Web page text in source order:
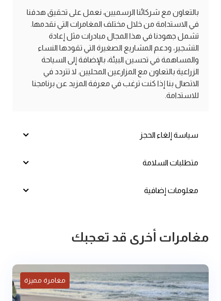
بالتعاون مع شركائنا الرسميين، نعمل على تحقيق هدفنا
في الاستدامة من خلال مختلف المغامرات التي نقدمها.
تشمل جهودنا في هذا المجال مبادرات مثل إعادة
التشجير، ودعم المشاريع الصغيرة التي تقودها النساء
والمساهمة في تحسين البيئة، بالإضافة إلى السياحة
الزراعية بالتعاون مع المزارعين المحليين. لا تتردد في
الاتصال بنا إذا كنت ترغب في معرفة المزيد عن برنامجنا
للاستدامة.
سياسة إلغاء الحجز
متطلبات السلامة
معلومات إضافية
مغامرات أخرى قد تعجبك
مغامرة مميزة